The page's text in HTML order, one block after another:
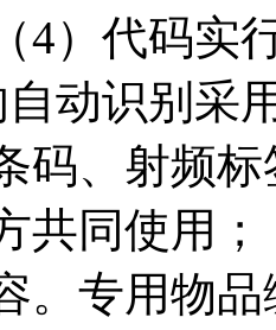
4）代码实
自动识别
码、射频
共同使用
。专用物